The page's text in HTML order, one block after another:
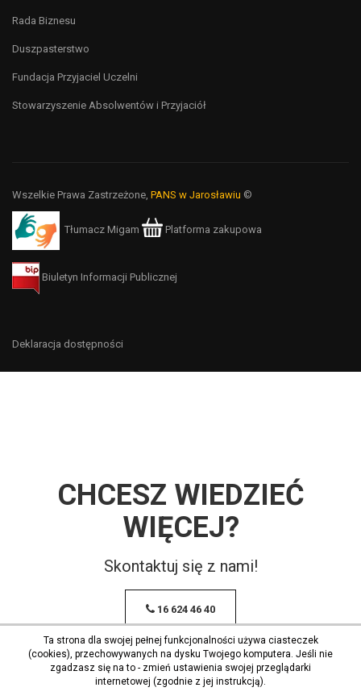
Rada Biznesu
Duszpasterstwo
Fundacja Przyjaciel Uczelni
Stowarzyszenie Absolwentów i Przyjaciół
Wszelkie Prawa Zastrzeżone, PANS w Jarosławiu ©
Tłumacz Migam Platforma zakupowa
Biuletyn Informacji Publicznej
Deklaracja dostępności
CHCESZ WIEDZIEĆ
WIĘCEJ?
Skontaktuj się z nami!
16 624 46 40
Ta strona dla swojej pełnej funkcjonalności używa ciasteczek
(cookies), przechowywanych na dysku Twojego komputera. Jeśli nie
zgadzasz się na to - zmień ustawienia swojej przeglądarki
internetowej (zgodnie z jej instrukcją).